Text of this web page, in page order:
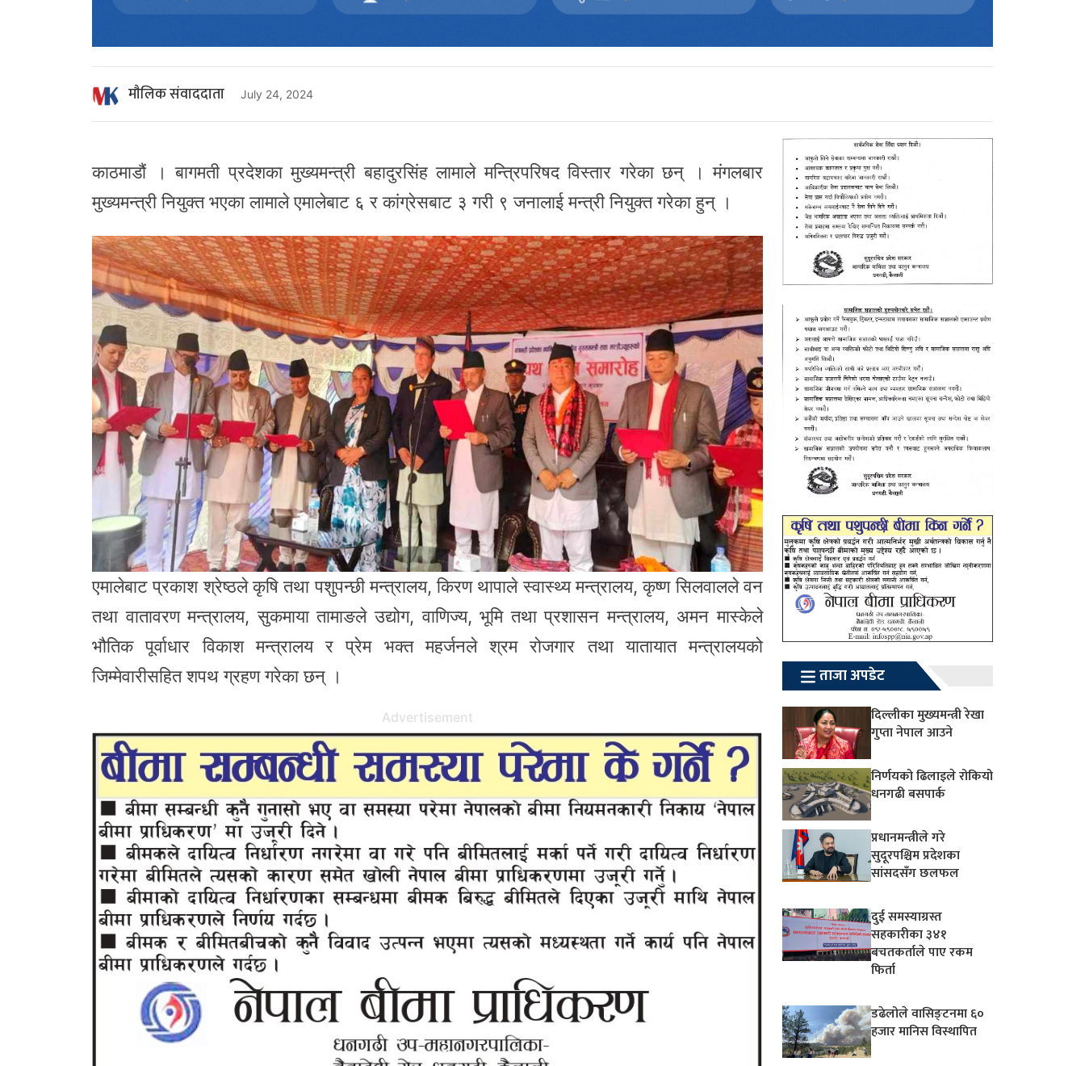
माैलिक संवाददाता July 24, 2024
काठमाडौं । बागमती प्रदेशका मुख्यमन्त्री बहादुरसिंह लामाले मन्त्रिपरिषद विस्तार गरेका छन् । मंगलबार
मुख्यमन्त्री नियुक्त भएका लामाले एमालेबाट ६ र कांग्रेसबाट ३ गरी ९ जनालाई मन्त्री नियुक्त गरेका हुन् ।
एमालेबाट प्रकाश श्रेष्ठले कृषि तथा पशुपन्छी मन्त्रालय, किरण थापाले स्वास्थ्य मन्त्रालय, कृष्ण सिलवालले वन
तथा वातावरण मन्त्रालय, सुकमाया तामाङले उद्योग, वाणिज्य, भूमि तथा प्रशासन मन्त्रालय, अमन मास्केले
भौतिक पूर्वाधार विकाश मन्त्रालय र प्रेम भक्त महर्जनले श्रम रोजगार तथा यातायात मन्त्रालयको
जिम्मेवारीसहित शपथ ग्रहण गरेका छन् ।
Advertisement
ताजा अपडेट
दिल्लीका मुख्यमन्त्री रेखा
गुप्ता नेपाल आउने
निर्णयको ढिलाइले रोकियो
धनगढी बसपार्क
प्रधानमन्त्रीले गरे
सुदूरपश्चिम प्रदेशका
सांसदसँग छलफल
दुई समस्याग्रस्त
सहकारीका ३४१
बचतकर्ताले पाए रकम
फिर्ता
डढेलोले वासिङ्टनमा ६०
हजार मानिस विस्थापित